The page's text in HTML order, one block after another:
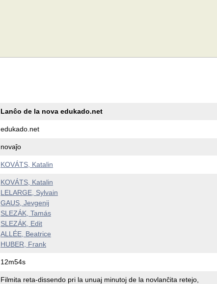
Lanĉo de la nova edukado.net
edukado.net
novaĵo
KOVÁTS, Katalin
KOVÁTS, Katalin
LELARGE, Sylvain
GAUS, Jevgenij
SLEZÁK, Tamás
SLEZÁK, Edit
ALLÉE, Beatrice
HUBER, Frank
12m54s
Filmita reta-dissendo pri la unuaj minutoj de la novlanĉita retejo,